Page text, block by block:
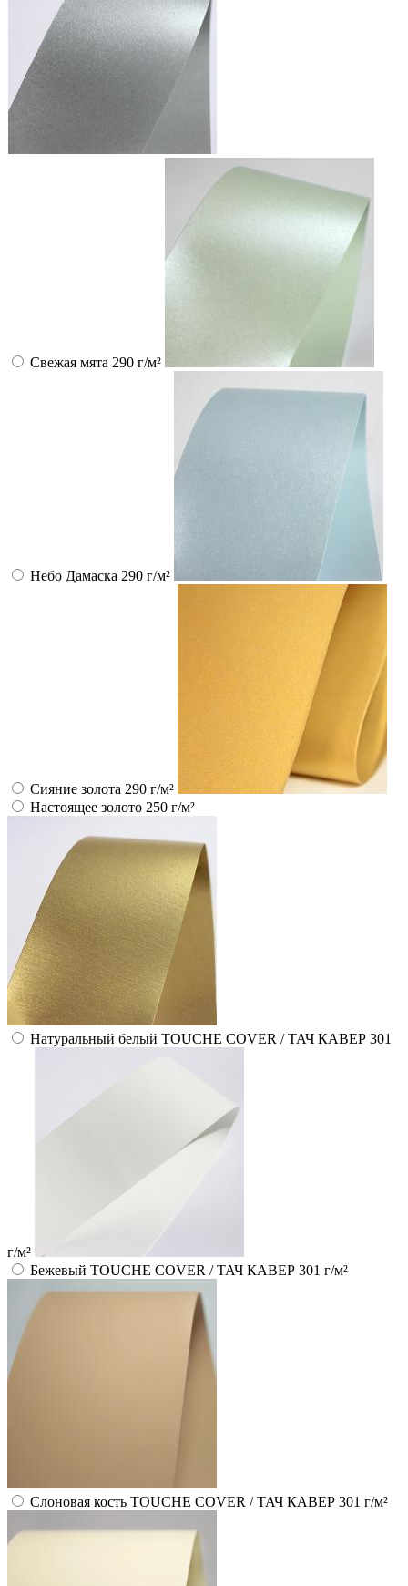
Свежая мята 290 г/м²
Небо Дамаска 290 г/м²
Сияние золота 290 г/м²
Настоящее золото 250 г/м²
Натуральный белый TOUCHE COVER / ТАЧ КАВЕР 301
г/м²
Бежевый TOUCHE COVER / ТАЧ КАВЕР 301 г/м²
Слоновая кость TOUCHE COVER / ТАЧ КАВЕР 301 г/м²